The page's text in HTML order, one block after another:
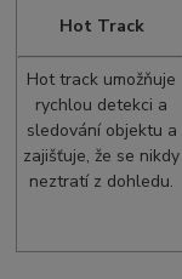
Hot Track
Hot track umožňuje
rychlou detekci a
sledování objektu a
zajišťuje, že se nikdy
neztratí z dohledu.